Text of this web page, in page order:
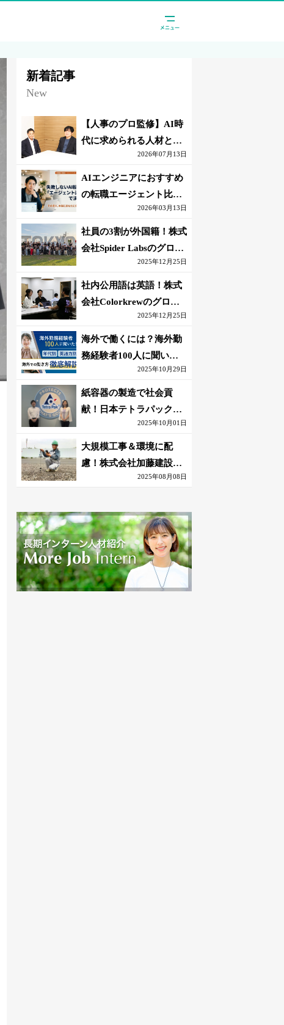
新着記事
New
【人事のプロ監修】AI時
代に求められる人材と
は？「代替されない人」
の条件
2026年07月13日
AIエンジニアにおすすめ
の転職エージェント比較
｜失敗しない選び方【採
点表つき】
2026年03月13日
社員の3割が外国籍！株式
会社Spider Labsのグロー
2025年12月25日
社内公用語は英語！株式
会社Colorkrewのグロー
バルかつ若手が輝く環境
2025年12月25日
海外で働くには？海外勤
務経験者100人に聞いた
おすすめ職種｜英語話せ
ないOK求人はある？
2025年10月29日
紙容器の製造で社会貢
献！日本テトラパック株
式会社のグローバルな環
境
2025年10月01日
大規模工事＆環境に配
慮！株式会社加藤建設の
若手が語る現場監督の働
2025年08月08日